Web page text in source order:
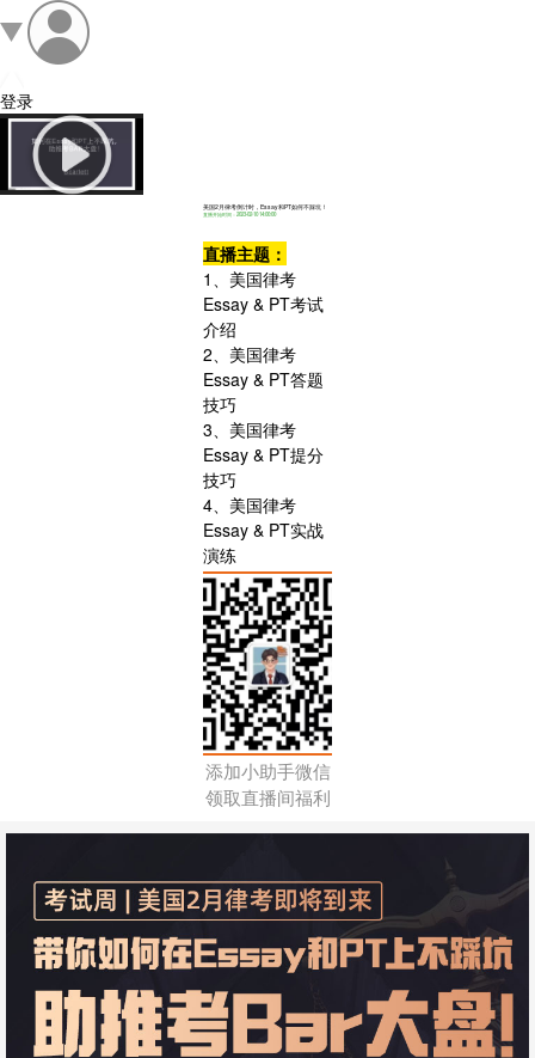
登录
美国2月律考倒计时，Essay和PT如何不踩坑！
直播开始时间：2023-02-10 14:00:00
直播主题：
1、美国律考
Essay & PT考试
介绍
2、美国律考
Essay & PT答题
技巧
3、美国律考
Essay & PT提分
技巧
4、美国律考
Essay & PT实战
演练
添加小助手微信
领取直播间福利